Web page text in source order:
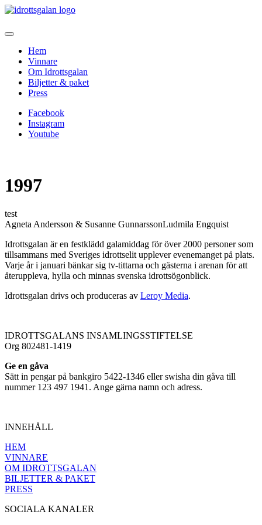
Hem
Vinnare
Om Idrottsgalan
Biljetter & paket
Press
Facebook
Instagram
Youtube
1997
test
Agneta Andersson & Susanne GunnarssonLudmila Engquist
Idrottsgalan är en festklädd galamiddag för över 2000 personer som
tillsammans med Sveriges idrottselit upplever evenemanget på plats.
Varje år i januari bänkar sig tv-tittarna och gästerna i arenan för att
återuppleva, hylla och minnas svenska idrottsögonblick.
Idrottsgalan drivs och produceras av Leroy Media.
IDROTTSGALANS INSAMLINGSSTIFTELSE
Org 802481-1419
Ge en gåva
Sätt in pengar på bankgiro 5422-1346 eller swisha din gåva till
nummer 123 497 1941. Ange gärna namn och adress.
INNEHÅLL
HEM
VINNARE
OM IDROTTSGALAN
BILJETTER & PAKET
PRESS
SOCIALA KANALER